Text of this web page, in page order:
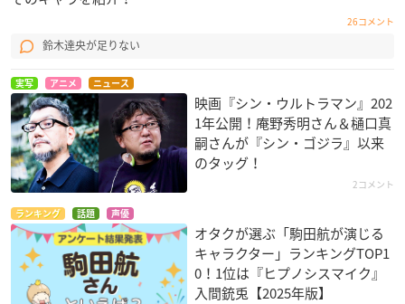
26コメント
鈴木達央が足りない
実写 アニメ ニュース
映画『シン・ウルトラマン』202
1年公開！庵野秀明さん＆樋口真
嗣さんが『シン・ゴジラ』以来
のタッグ！
2コメント
ランキング 話題 声優
オタクが選ぶ「駒田航が演じる
キャラクター」ランキングTOP1
0！1位は『ヒプノシスマイク』
入間銃兎【2025年版】